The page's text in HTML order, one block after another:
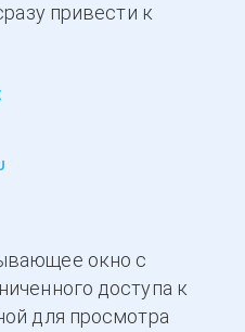
привести к
окно с
доступа к
для просмотра